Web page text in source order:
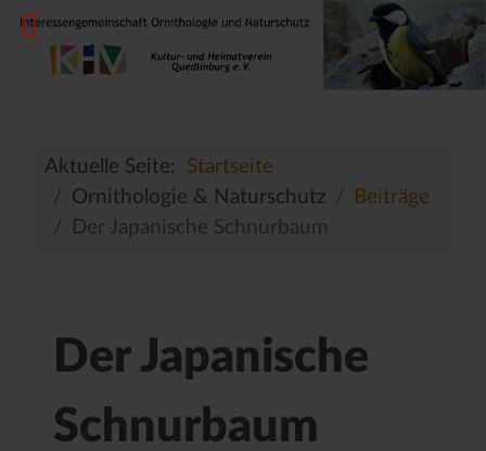
Aktuelle Seite: Startseite
Ornithologie & Naturschutz
Beiträge
Der Japanische Schnurbaum
Der Japanische
Schnurbaum